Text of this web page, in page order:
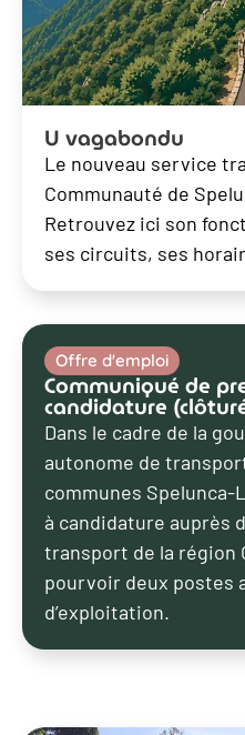
U vagabondu
Le nouveau service
Communauté de
Retrouvez ici son
ses circuits, ses
Offre d'emploi
Communiqué de
candidature
Dans le cadre de la
autonome de
communes Spelunca-
à candidature auprès
transport de la région
pourvoir deux postes
d’exploitation.